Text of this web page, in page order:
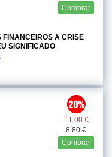
Comprar
FINANCEIROS A CRISE
SIGNIFICADO
11.00 €
8.80 €
Comprar